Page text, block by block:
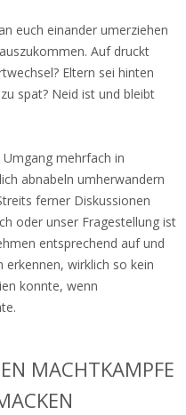
euch einander umerziehen
Auf druckt
Eltern sei hinten
spat? Neid ist und bleibt
mehrfach in
abnabeln umherwandern
ferner Diskussionen
oder unser Fragestellung ist
entsprechend auf und
wirklich so kein
konnte, wenn
MACHTKAMPFE